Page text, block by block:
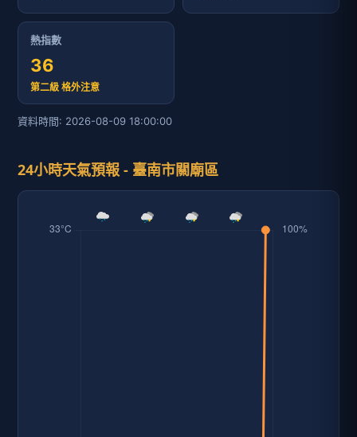
熱指數
36
第二級 格外注意
資料時間: 2026-08-09 18:00:00
24小時天氣預報 - 臺南市關廟區